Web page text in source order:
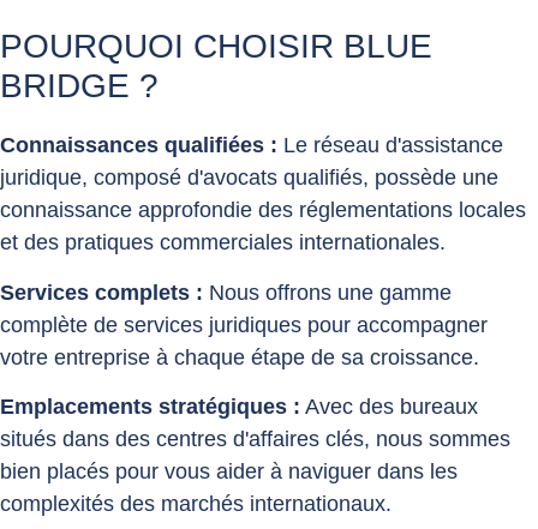
POURQUOI CHOISIR BLUE
BRIDGE ?
Connaissances qualifiées : Le réseau d'assistance
juridique, composé d'avocats qualifiés, possède une
connaissance approfondie des réglementations locales
et des pratiques commerciales internationales.
Services complets : Nous offrons une gamme
complète de services juridiques pour accompagner
votre entreprise à chaque étape de sa croissance.
Emplacements stratégiques : Avec des bureaux
situés dans des centres d'affaires clés, nous sommes
bien placés pour vous aider à naviguer dans les
complexités des marchés internationaux.